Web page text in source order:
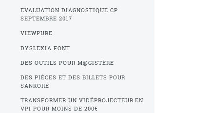
EVALUATION DIAGNOSTIQUE CP
SEPTEMBRE 2017
VIEWPURE
DYSLEXIA FONT
DES OUTILS POUR M@GISTÈRE
DES PIÈCES ET DES BILLETS POUR
SANKORÉ
TRANSFORMER UN VIDÉPROJECTEUR EN
VPI POUR MOINS DE 200€